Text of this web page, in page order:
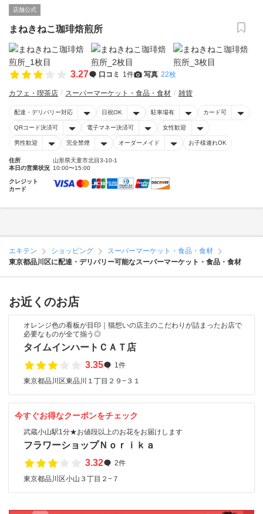
店舗公式
まねきねこ珈琲焙煎所
3.27 口コミ 1件 写真 22枚
カフェ・喫茶店 スーパーマーケット・食品・食材 雑貨
配達・デリバリー対応 日祝OK 駐車場有 カード可
QRコード決済可 電子マネー決済可 女性歓迎
男性歓迎 完全禁煙 オーダーメイド お子様連れOK
住所
山形県天童市北目3-10-1
本日の営業状況 10:00〜15:00
クレジット
カード
エキテン ショッピング
スーパーマーケット・食品・食材
東京都品川区に配達・デリバリー可能なスーパーマーケット・食品・食材
お近くのお店
オレンジ色の看板が目印｜猫想いの店主のこだわりが詰まったお店で
必要なものが全て揃う◎
タイムインハートＣＡＴ店
3.35
1件
東京都品川区東品川１丁目２９−３１
今すぐお得なクーポンをチェック
武蔵小山駅1分★お値段以上のお花をお届けします
フラワーショップＮｏｒｉｋａ
3.32
2件
東京都品川区小山３丁目２−７